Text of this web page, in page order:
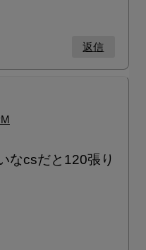
返信
なcsだと120張り